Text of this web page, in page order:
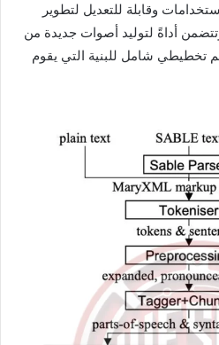
وقابلة للتعديل لتطوير
أداةً لتوليد أصوات جديدة من
شامل للبنية التي يقوم